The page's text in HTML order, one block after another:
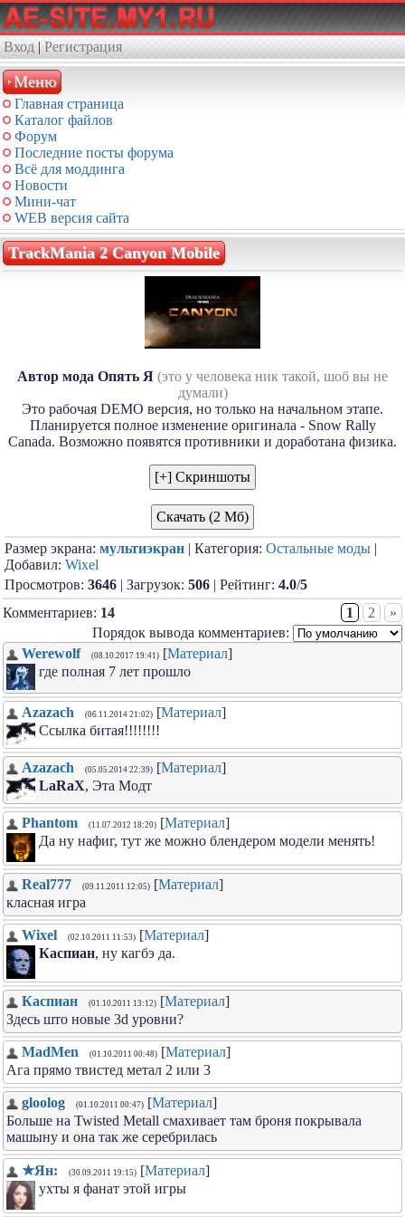
Вход | Регистрация
Меню
Главная страница
Каталог файлов
Форум
Последние посты форума
Всё для моддинга
Новости
Мини-чат
WEB версия сайта
TrackMania 2 Canyon Mobile
Автор мода Опять Я (это у человека ник такой, шоб вы не
думали)
Это рабочая DEMO версия, но только на начальном этапе.
Планируется полное изменение оригинала - Snow Rally
Canada. Возможно появятся противники и доработана физика.
Скачать (2 Мб)
Размер экрана: мультиэкран | Категория: Остальные моды |
Добавил: Wixel
Просмотров: 3646 | Загрузок: 506 | Рейтинг: 4.0/5
Комментариев: 14 1 2
»
Порядок вывода комментариев:
Werewolf
(08.10.2017 19:41) [Материал]
где полная 7 лет прошло
Azazach (06.11.2014 21:02) [Материал]
Ссылка битая!!!!!!!!
Azazach (05.05.2014 22:39) [Материал]
LaRaX, Эта Модт
Phantom (11.07.2012 18:20) [Материал]
Да ну нафиг, тут же можно блендером модели менять!
Real777 (09.11.2011 12:05) [Материал]
класная игра
Wixel (02.10.2011 11:53) [Материал]
Каспиан, ну кагбэ да.
Каспиан (01.10.2011 13:12) [Материал]
Здесь што новые 3d уровни?
MadMen (01.10.2011 00:48) [Материал]
Ага прямо твистед метал 2 или 3
gloolog (01.10.2011 00:47) [Материал]
Больше на Twisted Metall смахивает там броня покрывала
машыну и она так же серебрилась
★Ян: (30.09.2011 19:15) [Материал]
ухты я фанат этой игры